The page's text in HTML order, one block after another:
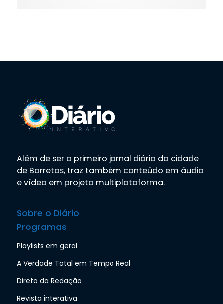
Além de ser o primeiro jornal diário da cidade
de Barretos, traz também conteúdo em áudio
e vídeo em projeto multiplataforma.
Sobre o Diário
Programas
Playlists em geral
A Verdade Total em Tempo Real
Direto da Redação
Revista interativa